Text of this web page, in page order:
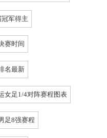
军得主
赛时间
名最新
女足1/4对阵赛程图表
足8强赛程